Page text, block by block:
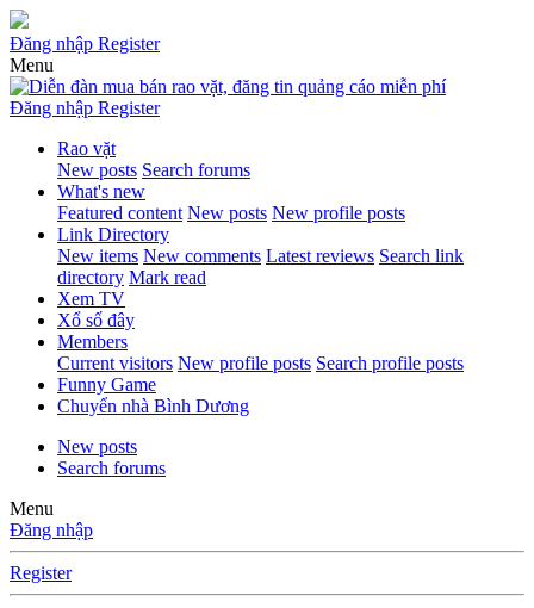
Đăng nhập Register
Menu
Đăng nhập Register
Rao vặt
New posts Search forums
What's new
Featured content New posts New profile posts
Link Directory
New items New comments Latest reviews Search link
directory Mark read
Xem TV
Xổ số đây
Members
Current visitors New profile posts Search profile posts
Funny Game
Chuyển nhà Bình Dương
New posts
Search forums
Menu
Đăng nhập
Register